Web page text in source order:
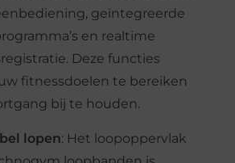
geïntegreerde
en realtime
Deze functies
fitnessdoelen te bereiken
bij te houden.
lopen: Het loopoppervlak